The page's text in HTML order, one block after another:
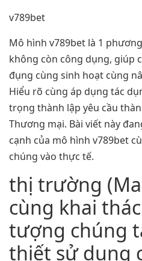
v789bet
Mô hình v789bet là 1
không còn công dụng, giúp
đụng cùng sinh hoạt cùng
Hiểu rõ cùng áp dụng tác
trọng thành lập yêu cầu
Thương mại. Bài viết này
cạnh của mô hình v789bet
chúng vào thực tế.
thị trường
cùng khai
tượng chúng
thiết sử dụng